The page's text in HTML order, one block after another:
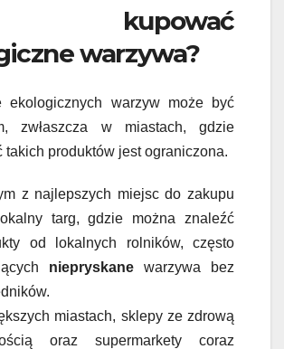
kupować
warzywa?
ekologicznych warzyw może być
zwłaszcza w miastach, gdzie
takich produktów jest ograniczona.
z najlepszych miejsc do zakupu
targ, gdzie można znaleźć
od lokalnych rolników, często
niepryskane warzywa bez
miastach, sklepy ze zdrową
oraz supermarkety coraz